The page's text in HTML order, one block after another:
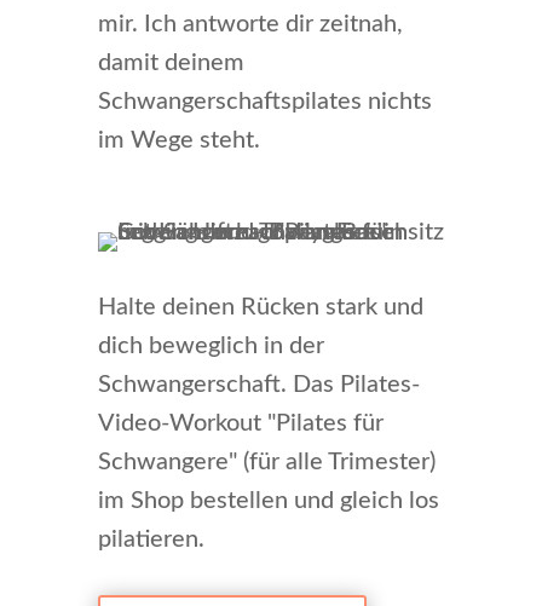
mir. Ich antworte dir zeitnah,
damit deinem
Schwangerschaftspilates nichts
im Wege steht.
Halte deinen Rücken stark und
dich beweglich in der
Schwangerschaft. Das Pilates-
Video-Workout "Pilates für
Schwangere" (für alle Trimester)
im Shop bestellen und gleich los
pilatieren.